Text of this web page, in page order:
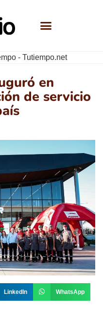
- Tutiempo.net
en
de servicio
LinkedIn WhatsApp